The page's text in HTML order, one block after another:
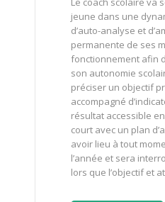
jeune dans une
d’auto-analyse et
permanente de ses
fonctionnement afin
son autonomie
préciser un objectif
accompagné
résultat accessible
court avec un plan
avoir lieu à tout
l’année et sera
lors que l’objectif et